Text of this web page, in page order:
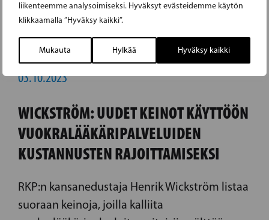
liikenteemme analysoimiseksi. Hyväksyt evästeidemme käytön
klikkaamalla ”Hyväksy kaikki”.
Mukauta Hylkää Hyväksy kaikki
03.10.2023
WICKSTRÖM: UUDET KEINOT KÄYTTÖÖN
VUOKRALÄÄKÄRIPALVELUIDEN
KUSTANNUSTEN RAJOITTAMISEKSI
RKP:n kansanedustaja Henrik Wickström listaa
suoraan keinoja, joilla kalliita